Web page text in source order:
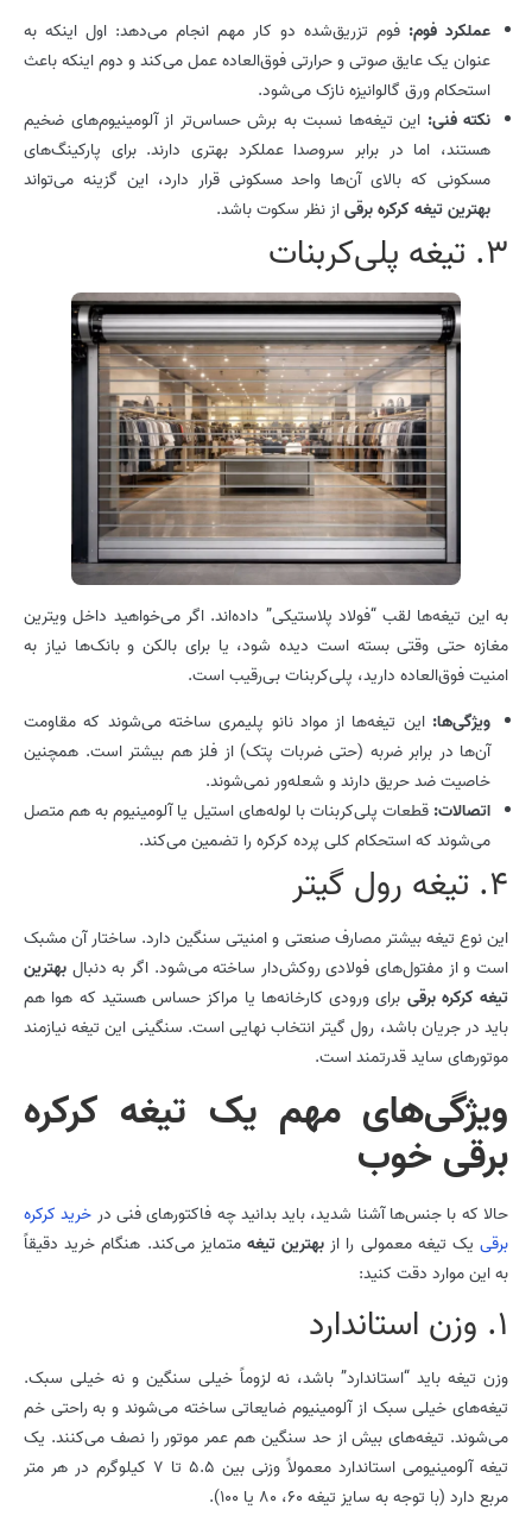
عملکرد فوم: فوم تزریق‌شده دو کار مهم انجام می‌دهد: اول اینکه به
عنوان یک عایق صوتی و حرارتی فوق‌العاده عمل می‌کند و دوم اینکه باعث
استحکام ورق گالوانیزه نازک می‌شود.
نکته فنی: این تیغه‌ها نسبت به برش حساس‌تر از آلومینیوم‌های ضخیم
هستند، اما در برابر سروصدا عملکرد بهتری دارند. برای پارکینگ‌های
مسکونی که بالای آن‌ها واحد مسکونی قرار دارد، این گزینه می‌تواند
بهترین تیغه کرکره برقیاز نظر سکوت باشد.
3. تیغه پلی‌کربنات
به این تیغه‌ها لقب “فولاد پلاستیکی” داده‌اند. اگر می‌خواهید داخل ویترین
مغازه حتی وقتی بسته است دیده شود، یا برای بالکن و بانک‌ها نیاز به
امنیت فوق‌العاده دارید، پلی‌کربنات بی‌رقیب است.
ویژگی‌ها: این تیغه‌ها از مواد نانو پلیمری ساخته می‌شوند که مقاومت
آن‌ها در برابر ضربه (حتی ضربات پتک) از فلز هم بیشتر است. همچنین
خاصیت ضد حریق دارند و شعله‌ور نمی‌شوند.
اتصالات: قطعات پلی‌کربنات با لوله‌های استیل یا آلومینیوم به هم متصل
می‌شوند که استحکام کلی پرده کرکره را تضمین می‌کند.
4. تیغه رول گیتر
این نوع تیغه بیشتر مصارف صنعتی و امنیتی سنگین دارد. ساختار آن مشبک
است و از مفتول‌های فولادی روکش‌دار ساخته می‌شود. اگر به دنبال بهترین
تیغه کرکره برقی برای ورودی کارخانه‌ها یا مراکز حساس هستید که هوا هم
باید در جریان باشد، رول گیتر انتخاب نهایی است. سنگینی این تیغه نیازمند
موتورهای ساید قدرتمند است.
ویژگی‌های مهم یک تیغه کرکره
برقی خوب
حالا که با جنس‌ها آشنا شدید، باید بدانید چه فاکتورهای فنی در خرید کرکره
برقییک تیغه معمولی را از بهترین تیغهمتمایز می‌کند. هنگام خرید دقیقاً
به این موارد دقت کنید:
1. وزن استاندارد
وزن تیغه باید “استاندارد” باشد، نه لزوماً خیلی سنگین و نه خیلی سبک.
تیغه‌های خیلی سبک از آلومینیوم ضایعاتی ساخته می‌شوند و به راحتی خم
می‌شوند. تیغه‌های بیش از حد سنگین هم عمر موتور را نصف می‌کنند. یک
تیغه آلومینیومی استاندارد معمولاً وزنی بین 5.5 تا 7 کیلوگرم در هر متر
مربع دارد (با توجه به سایز تیغه 60، 80 یا 100).